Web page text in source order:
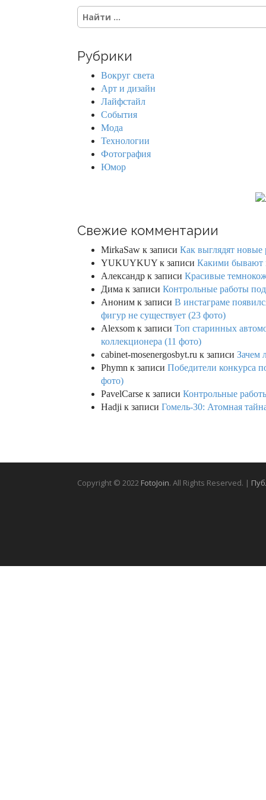
S
e
c
Рубрики
Вокруг света
Арт и дизайн
Лайфстайл
События
Мода
Технологии
Фотография
Юмор
Свежие комментарии
MirkaSaw к записи Как выглядят новые
YUKUYKUY к записи Какими бывают
Александр к записи Красивые
Дима к записи Контрольные работы
Аноним к записи В инстаграме
фигур не существует (23 фото)
Alexsom к записи Топ старинных
коллекционера (11 фото)
cabinet-mosenergosbyt.ru к записи Зачем
Phymn к записи Победители конкурса
фото)
PavelCarse к записи Контрольные
Hadji к записи Гомель-30: Атомная
Copyright © 2022 FotoJoin. All Rights Reserved. |